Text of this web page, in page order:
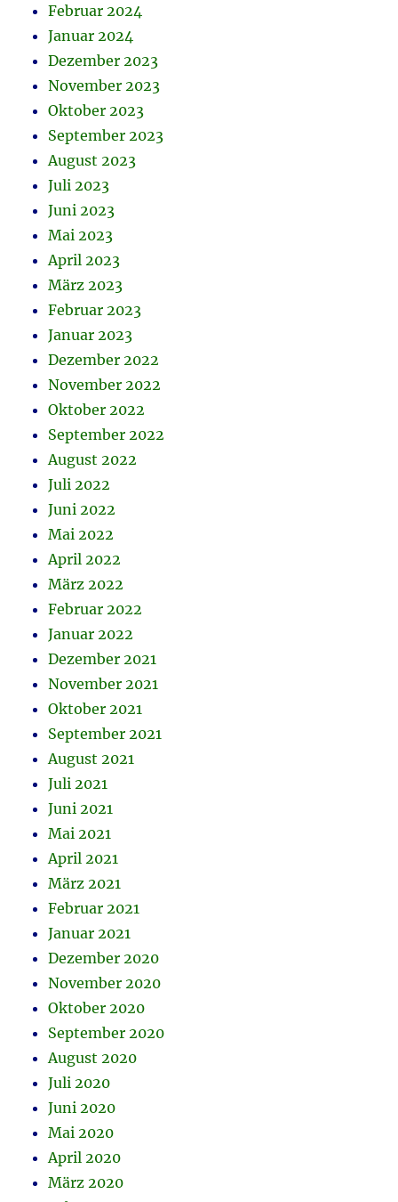
Februar 2024
Januar 2024
Dezember 2023
November 2023
Oktober 2023
September 2023
August 2023
Juli 2023
Juni 2023
Mai 2023
April 2023
März 2023
Februar 2023
Januar 2023
Dezember 2022
November 2022
Oktober 2022
September 2022
August 2022
Juli 2022
Juni 2022
Mai 2022
April 2022
März 2022
Februar 2022
Januar 2022
Dezember 2021
November 2021
Oktober 2021
September 2021
August 2021
Juli 2021
Juni 2021
Mai 2021
April 2021
März 2021
Februar 2021
Januar 2021
Dezember 2020
November 2020
Oktober 2020
September 2020
August 2020
Juli 2020
Juni 2020
Mai 2020
April 2020
März 2020